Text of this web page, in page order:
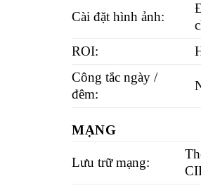
Cài đặt hình ảnh:
ROI:
Công tắc ngày /
đêm:
MẠNG
Lưu trữ mạng: